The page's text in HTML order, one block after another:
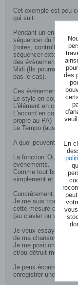
Cet exemple est peu
qui suit.
Pendant un
séquencer du PA
(notes, controlleurs,
séquencer externe,
des évènements
Midi (Ils pourraient
pas le cas).
Ces évènements sont:
Le style en cours
L'élément en cours
L'accord en cours
propre au PA)
Le Tempo (aussi
A quoi peuvent servir
La fonction 'Quick
évènements.
Comme tout bon
simplement et
Concrètement:
Je me suis trompé
cette mesure et je
(au clavier ou via des
Je veux essayer une
de ma chanson:
Je me positionne à la
et/ou détruit mes
Je peux écouter tout
enregistrer une
des
En